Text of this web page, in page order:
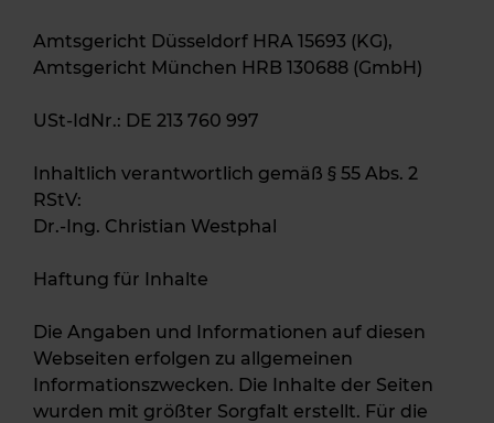
Amtsgericht Düsseldorf HRA 15693 (KG),
Amtsgericht München HRB 130688 (GmbH)
USt-IdNr.: DE 213 760 997
Inhaltlich verantwortlich gemäß § 55 Abs. 2
RStV:
Dr.-Ing. Christian Westphal
Haftung für Inhalte
Die Angaben und Informationen auf diesen
Webseiten erfolgen zu allgemeinen
Informationszwecken. Die Inhalte der Seiten
wurden mit größter Sorgfalt erstellt. Für die